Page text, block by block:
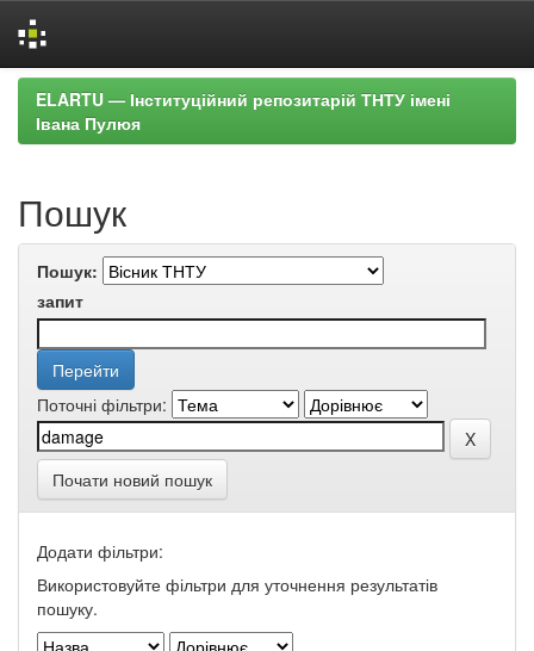
Skip
navigation
ELARTU — Інституційний репозитарій ТНТУ імені
Івана Пулюя
Пошук
Пошук:
запит
Поточні фільтри:
Почати новий пошук
Додати фільтри:
Використовуйте фільтри для уточнення результатів
пошуку.